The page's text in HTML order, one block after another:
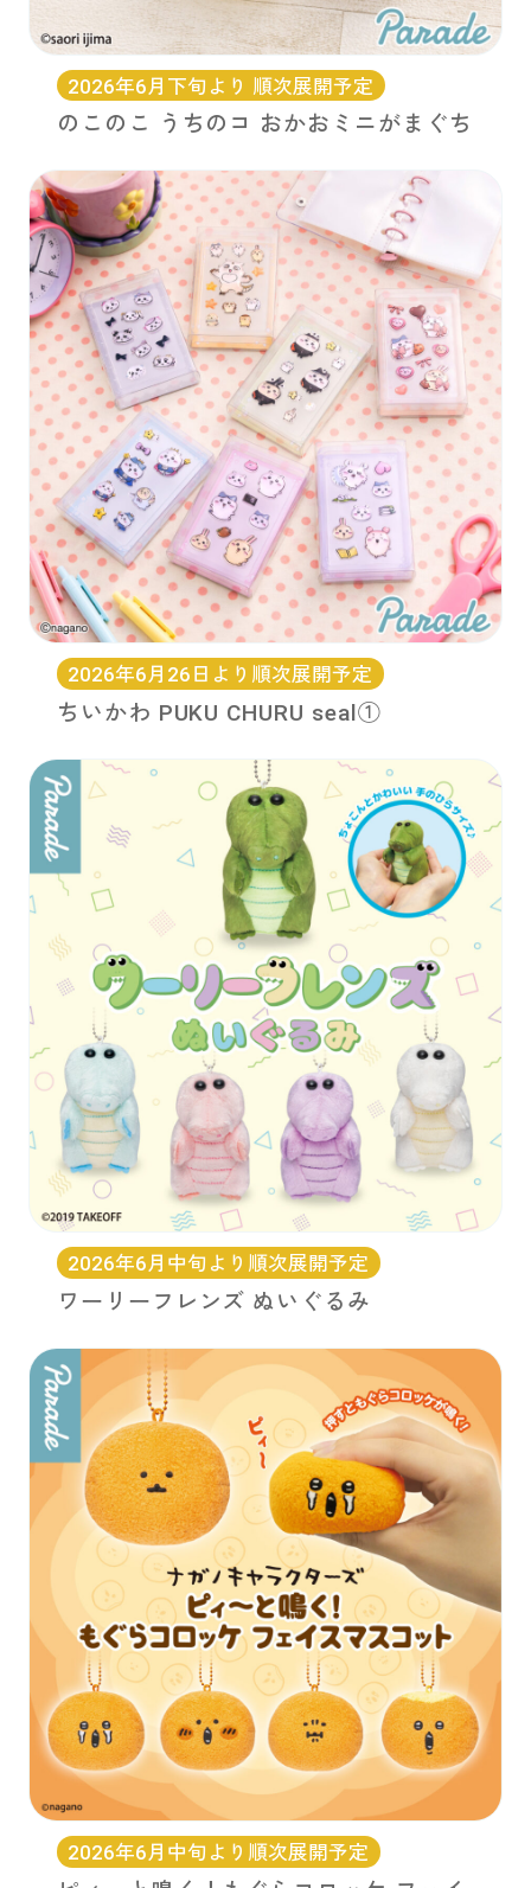
2026年6月下旬より 順次展開予定
のこのこ うちのコ おかおミニがまぐち
2026年6月26日より順次展開予定
ちいかわ PUKU CHURU seal①
2026年6月中旬より順次展開予定
ワーリーフレンズ ぬいぐるみ
2026年6月中旬より順次展開予定